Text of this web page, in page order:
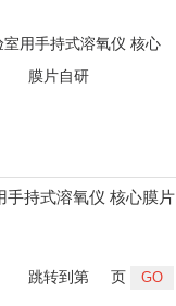
手持式溶氧仪 核心膜片
跳转到第 页